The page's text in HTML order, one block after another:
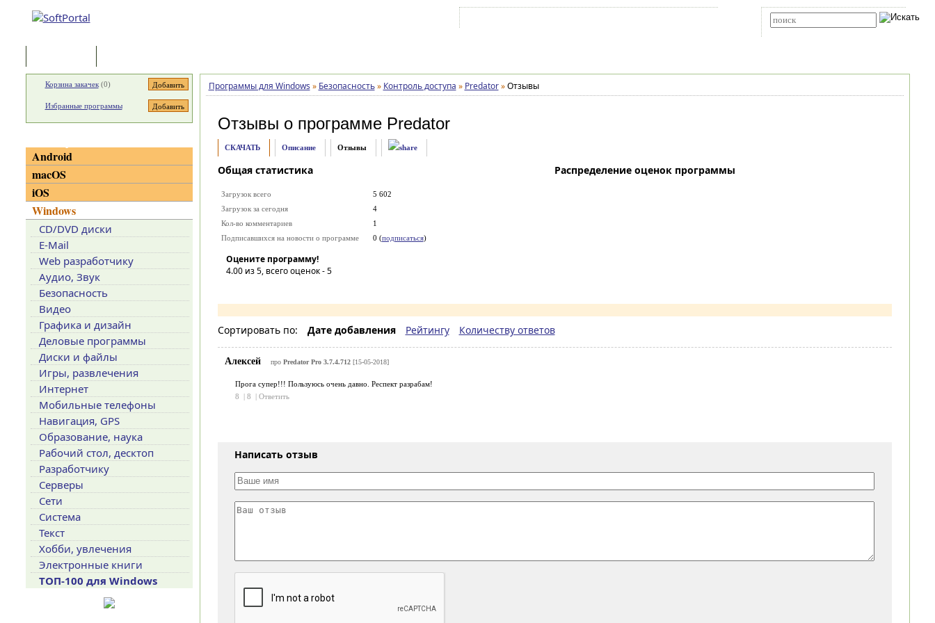
Программы для Windows » Безопасность » Контроль доступа » Predator » Отзывы
Отзывы о программе Predator
СКАЧАТЬ Описание Отзывы
Общая статистика
Загрузок всего
5 602
Загрузок за сегодня
4
Кол-во комментариев
1
Подписавшихся на новости о программе
0 (подписаться)
Оцените программу!
4.00из 5, всего оценок -5
Распределение оценок программы
Сортировать по: Дате добавления Рейтингу Количеству ответов
Алексей про Predator Pro 3.7.4.712[15-05-2018]
Прога супер!!! Пользуюсь очень давно. Респект разрабам!
8
| 8 | Ответить
Написать отзыв
Корзина закачек(0)
Избранные программы
Android
macOS
iOS
Windows
CD/DVD диски
E-Mail
Web разработчику
Аудио, Звук
Безопасность
Видео
Графика и дизайн
Деловые программы
Диски и файлы
Игры, развлечения
Интернет
Мобильные телефоны
Навигация, GPS
Образование, наука
Рабочий стол, десктоп
Разработчику
Серверы
Сети
Система
Текст
Хобби, увлечения
Электронные книги
ТОП-100 для Windows